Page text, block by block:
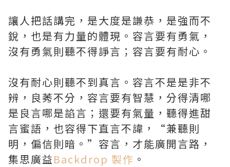
讓人把話講完，是大度是謙恭，是強而不
銳，也是有力量的體現。容言要有勇氣，
沒有勇氣則聽不得諍言；容言要有耐心。
沒有耐心則聽不到真言。容言不是是非不
辨，良莠不分，容言要有智慧，分得清哪
是良言哪是諂言；還要有氣量，聽得進甜
言蜜語，也容得下直言不諱，“兼聽則
明，偏信則暗。”容言，才能廣開言路，
集思廣益Backdrop 製作 。